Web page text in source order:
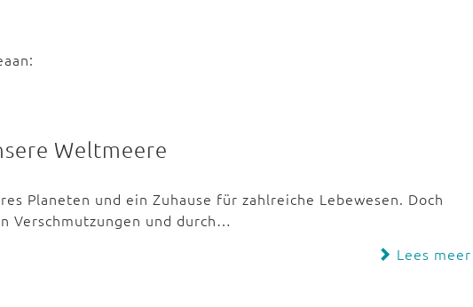
Weltmeere
Planeten und ein Zuhause für zahlreiche Lebewesen. Doch
Verschmutzungen und durch…
Lees meer